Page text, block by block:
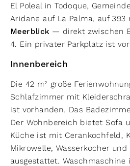
El Poleal in Todoque,
Aridane auf La Palma, auf 393
Meerblick — direkt zwischen
4. Ein privater Parkplatz ist
Innenbereich
Die 42 m² große
Schlafzimmer mit
ist vorhanden. Das
Der Wohnbereich bietet Sofa
Küche ist mit Cerankochfeld,
Mikrowelle, Wasserkocher
ausgestattet. Waschmaschine